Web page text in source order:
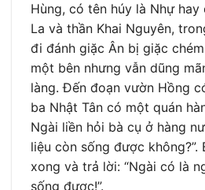
Hùng, có tên húy là Nhự
La và thần Khai Nguyên,
đi đánh giặc Ân bị giặc
một bên nhưng vẫn dũng
làng. Đến đoạn vườn Hồng
ba Nhật Tân có một quán
Ngài liền hỏi bà cụ ở hàng
liệu còn sống được không?”.
xong và trả lời: “Ngài có là
sống được!”.